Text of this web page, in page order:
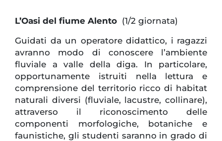
L’Oasi del fiume Alento (1/2 giornata)
Guidati da un operatore didattico, i ragazzi
avranno modo di conoscere l’ambiente
fluviale a valle della diga. In particolare,
opportunamente istruiti nella lettura e
comprensione del territorio ricco di habitat
naturali diversi (fluviale, lacustre, collinare),
attraverso il riconoscimento delle
componenti morfologiche, botaniche e
faunistiche, gli studenti saranno in grado di